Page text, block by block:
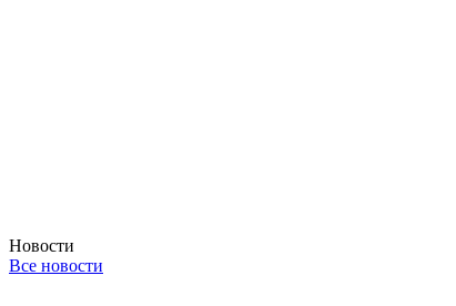
Новости
Все новости